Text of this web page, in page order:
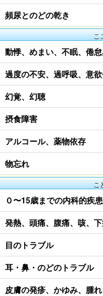
頻尿とのどの乾き
こ
動悸、めまい、不眠、倦
過度の不安、過呼吸、意
幻覚、幻聴
摂食障害
アルコール、薬物依存
物忘れ
こ
０〜15歳までの内科的疾
発熱、頭痛、腹痛、咳、
目のトラブル
耳・鼻・のどのトラブル
皮膚の発疹、かゆみ、腫